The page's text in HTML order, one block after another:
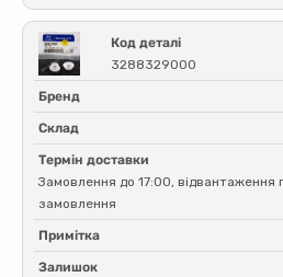
Код деталі
3288329000
Бренд
Склад
Термін доставки
Замовлення до 17:00, відвантаження
замовлення
Примітка
Залишок